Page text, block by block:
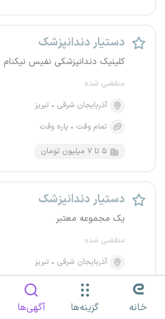
دستیار دندانپزشک
کلینیک دندانپزشکی نفیس نیکنام
منقضی شده
آذربایجان شرقی
تبریز
تمام وقت
پاره وقت
۵ تا ۷ میلیون تومان
دستیار دندانپزشک
یک مجموعه معتبر
منقضی شده
آذربایجان شرقی
تبریز
تمام وقت
خانه گزینه‌ها آگهی‌ها